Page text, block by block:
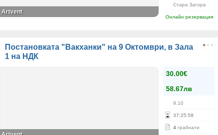
Стара Загора
Онлайн резервация
Artvent
Постановката "Вакханки" на 9 Октомври, в Зала
1 на НДК
30.00€
58.67лв
9.10
37:25:58
4 грабнати